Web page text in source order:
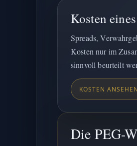
Kosten
Spreads,
Kosten nur im
sinnvoll beurteilt
KOSTEN ANSEHEN
Die PEG-